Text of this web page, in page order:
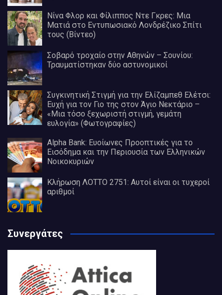
Νίνα Φλορ και Φίλιππος Ντε Γκρες: Μια
Ματιά στο Εντυπωσιακό Λονδρέζικο Σπίτι
τους (Βίντεο)
Σοβαρό τροχαίο στην Αθηνών – Σουνίου:
Τραυματίστηκαν δύο αστυνομικοί
Συγκινητική Στιγμή για την Ελίζαμπεθ Ελέτσι:
Ευχή για τον Γιο της στον Άγιο Νεκτάριο –
«Μια τόσο ξεχωριστή στιγμή, γεμάτη
ευλογία» (Φωτογραφίες)
Alpha Bank: Ευοίωνες Προοπτικές για το
Εισόδημα και την Περιουσία των Ελληνικών
Νοικοκυριών
Κλήρωση ΛΟΤΤΟ 2751: Αυτοί είναι οι τυχεροί
αριθμοί
Συνεργάτες